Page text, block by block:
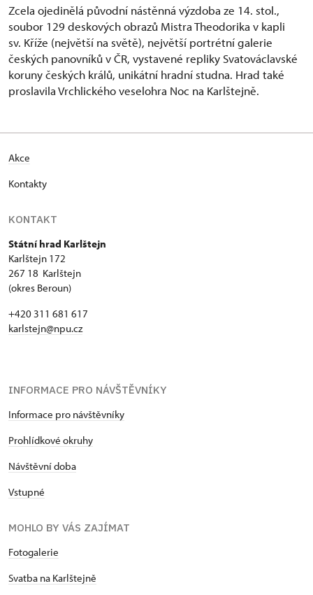
Zcela ojedinělá původní nástěnná výzdoba ze 14. stol.,
soubor 129 deskových obrazů Mistra Theodorika v kapli
sv. Kříže (největší na světě), největší portrétní galerie
českých panovníků v ČR, vystavené repliky Svatováclavské
koruny českých králů, unikátní hradní studna. Hrad také
proslavila Vrchlického veselohra Noc na Karlštejně.
Akce
Kontakty
KONTAKT
Státní hrad Karlštejn
Karlštejn 172
267 18 Karlštejn
(okres Beroun)
+420 311 681 617
karlstejn@npu.cz
INFORMACE PRO NÁVŠTĚVNÍKY
Informace pro návštěvníky
Prohlídkové okruhy
Návštěvní doba
Vstupné
MOHLO BY VÁS ZAJÍMAT
Fotogalerie
Svatba na Karlštejně